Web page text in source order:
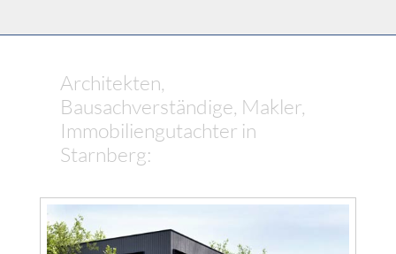
Architekten,
Bausachverständige, Makler,
Immobiliengutachter in
Starnberg: